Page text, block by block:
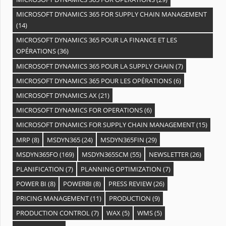
MICROSOFT DYNAMICS 365 FOR SUPPLY CHAIN MANAGEMENT
(14)
MICROSOFT DYNAMICS 365 POUR LA FINANCE ET LES
OPÉRATIONS(36)
MICROSOFT DYNAMICS 365 POUR LA SUPPLY CHAIN (7)
MICROSOFT DYNAMICS 365 POUR LES OPÉRATIONS(6)
MICROSOFT DYNAMICS AX(21)
MICROSOFT DYNAMICS FOR OPERATIONS(6)
MICROSOFT DYNAMICS FOR SUPPLY CHAIN MANAGEMENT(15)
MRP (8) MSDYN365(24) MSDYN365FIN (29)
MSDYN365FO(169) MSDYN365SCM (55) NEWSLETTER(26)
PLANIFICATION (7) PLANNING OPTIMIZATION (7)
POWER BI (8) POWERBI (8) PRESS REVIEW(26)
PRICING MANAGEMENT(11) PRODUCTION (9)
PRODUCTION CONTROL(7) WAX(5) WMS(5)